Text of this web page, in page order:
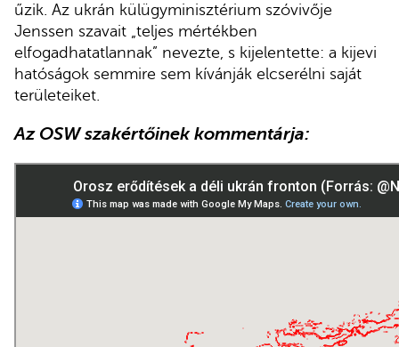
űzik. Az ukrán külügyminisztérium szóvivője
Jenssen szavait „teljes mértékben
elfogadhatatlannak” nevezte, s kijelentette: a kijevi
hatóságok semmire sem kívánják elcserélni saját
területeiket.
Az OSW szakértőinek kommentárja: